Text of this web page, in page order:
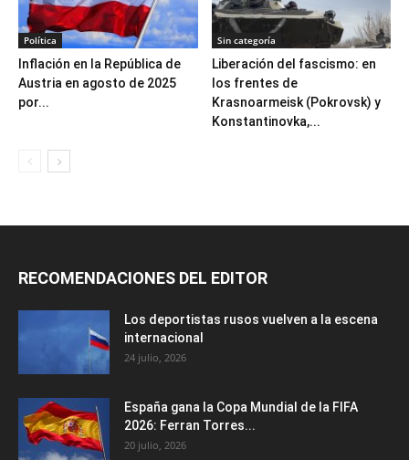
Política
Inflación en la República de
Austria en agosto de 2025
por...
Sin categoría
Liberación del fascismo: en
los frentes de
Krasnoarmeisk (Pokrovsk) y
Konstantinovka,...
RECOMENDACIONES DEL EDITOR
Los deportistas rusos vuelven a la escena
internacional
24 julio, 2026
España gana la Copa Mundial de la FIFA
2026: Ferran Torres...
20 julio, 2026